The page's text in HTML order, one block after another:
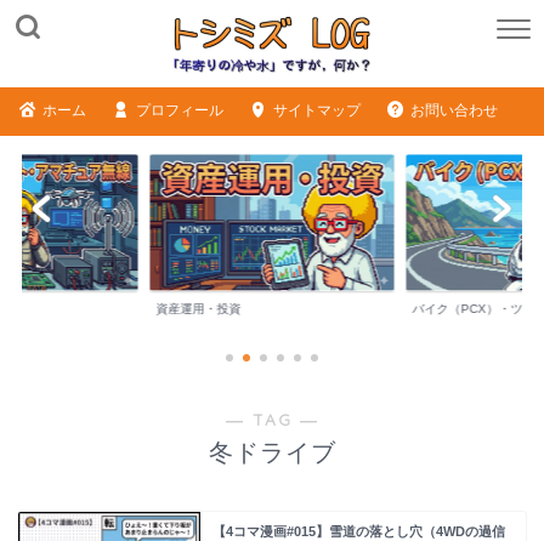
ホーム プロフィール サイトマップ お問い合わせ
資産運用・投資 バイク（PCX）・ツー
― TAG ―
冬ドライブ
【4コマ漫画#015】雪道の落とし穴（4WDの過信